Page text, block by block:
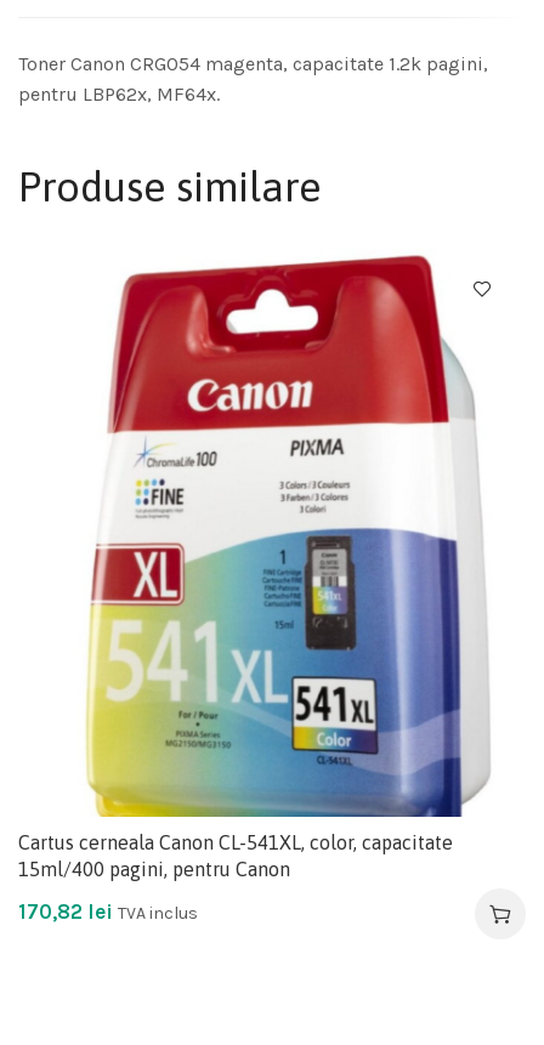
Toner Canon CRG054 magenta, capacitate 1.2k pagini,
pentru LBP62x, MF64x.
Produse similare
Cartus cerneala Canon CL-541XL, color, capacitate
15ml/400 pagini, pentru Canon
170,82 lei TVA inclus